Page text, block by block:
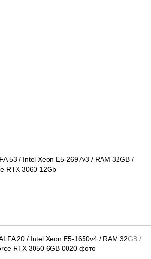
53 / Intel Xeon E5-2697v3 / RAM 32GB /
RTX 3060 12Gb